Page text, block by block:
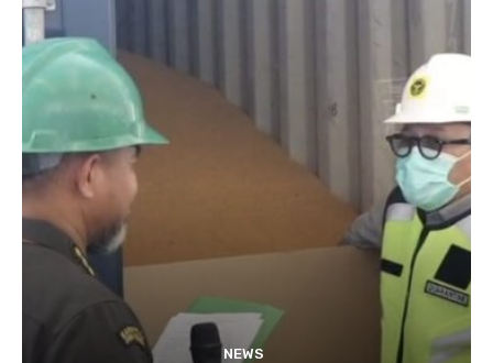
NEWS